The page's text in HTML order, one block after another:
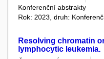
Konferenční abstrakty
Rok: 2023, druh:
Resolving chromatin
lymphocytic leukemia.